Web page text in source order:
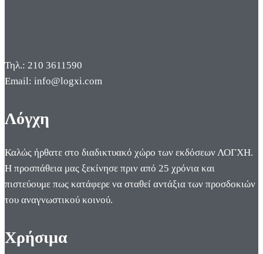
Τηλ.: 210 3611590
Email: info@logxi.com
Λόγχη
Καλώς ήρθατε στο διαδικτυακό χώρο των εκδόσεων ΛΟΓΧΗ.
Η προσπάθεια μας ξεκίνησε πριν από 25 χρόνια και
πιστεύουμε πως κατάφερε να σταθεί αντάξια των προσδοκιών
του αναγνωστικού κοινού.
Χρήσιμα